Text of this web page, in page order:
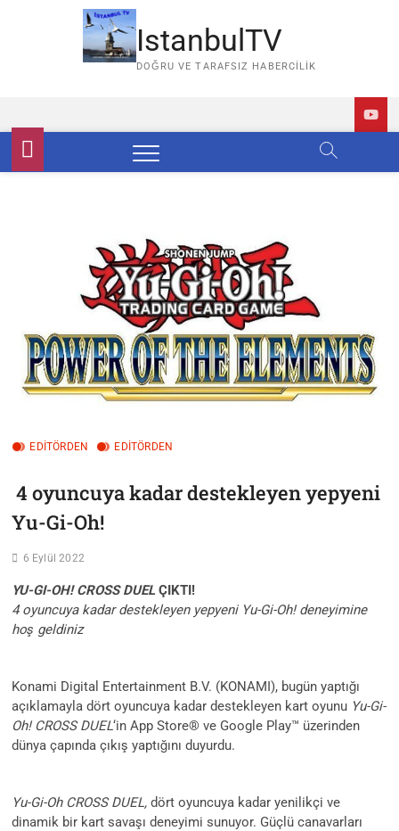
IstanbulTV
DOĞRU VE TARAFSIZ HABERCILIK
EDITÖRDEN EDİTÖRDEN
4 oyuncuya kadar destekleyen yepyeni
Yu-Gi-Oh!
6 Eylül 2022
YU-GI-OH! CROSS DUEL ÇIKTI!
4 oyuncuya kadar destekleyen yepyeni Yu-Gi-Oh! deneyimine
hoş geldiniz
Konami Digital Entertainment B.V. (KONAMI), bugün yaptığı
açıklamayla dört oyuncuya kadar destekleyen kart oyunu Yu-Gi-
Oh! CROSS DUEL‘in App Store® ve Google Play™ üzerinden
dünya çapında çıkış yaptığını duyurdu.
Yu-Gi-Oh CROSS DUEL, dört oyuncuya kadar yenilikçi ve
dinamik bir kart savaşı deneyimi sunuyor. Güçlü canavarları